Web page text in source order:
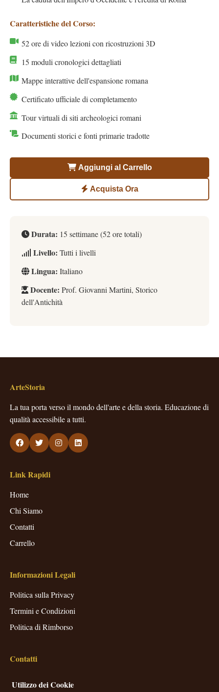
Utilizzo dei Cookie
Caratteristiche del Corso:
52 ore di video lezioni con ricostruzioni 3D
15 moduli cronologici dettagliati
Mappe interattive dell'espansione romana
Certificato ufficiale di completamento
Tour virtuali di siti archeologici romani
Documenti storici e fonti primarie tradotte
Aggiungi al Carrello
Acquista Ora
Durata: 15 settimane (52 ore totali)
Livello: Tutti i livelli
Lingua: Italiano
Docente: Prof. Giovanni Martini, Storico
dell'Antichità
ArteStoria
La tua porta verso il mondo dell'arte e della storia. Educazione di
qualità accessibile a tutti.
Link Rapidi
Home
Chi Siamo
Contatti
Carrello
Informazioni Legali
Politica sulla Privacy
Termini e Condizioni
Politica di Rimborso
Contatti